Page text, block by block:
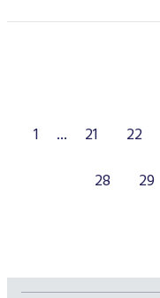
1 ... 21 22
28
29